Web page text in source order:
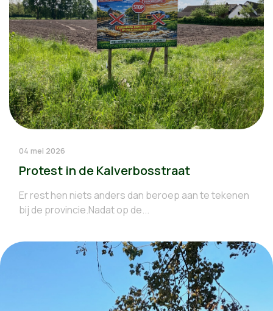
04 mei 2026
Protest in de Kalverbosstraat
Er rest hen niets anders dan beroep aan te tekenen
bij de provincie.Nadat op de...